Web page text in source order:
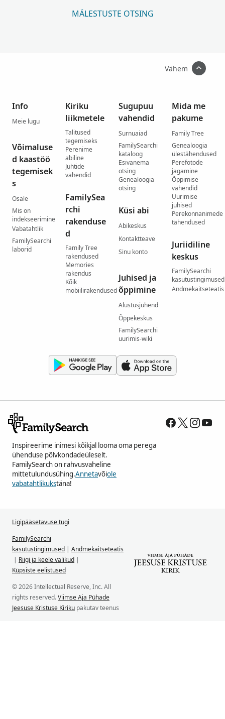
MÄLESTUSTE OTSING
Vähem
Info
Meie lugu
Võimaluse
d kaastöö
tegemisek
s
Osale
Mis on
indekseerimine
Vabatahtlik
FamilySearchi
laborid
Kiriku
liikmetele
Talitused
tegemiseks
Perenime
abiline
Juhtide
vahendid
FamilySea
rchi
rakenduse
d
Family Tree
rakendused
Memories
rakendus
Kõik
mobiilirakendused
Sugupuu
vahendid
Surnuaiad
FamilySearchi
kataloog
Esivanema
otsing
Genealoogia
otsing
Küsi abi
Abikeskus
Kontaktteave
Sinu konto
Juhised ja
õppimine
Alustusjuhend
Õppekeskus
FamilySearchi
uurimis-wiki
Mida me
pakume
Family Tree
Genealoogia
ülestähendused
Perefotode
jagamine
Õppimise
vahendid
Uurimise
juhised
Perekonnanimede
tähendused
Juriidiline
keskus
FamilySearchi
kasutustingimused
Andmekaitseteatis
Inspireerime inimesi kõikjal looma oma perega
ühenduse põlvkondadeüleselt.
FamilySearch on rahvusvaheline
mittetulundusühing.Annetavõiole
vabatahtlikukstäna!
Ligipääsetavuse tugi
FamilySearchi
kasutustingimused | Andmekaitseteatis
| Riigi ja keele valikud |
Küpsiste eelistused
© 2026 Intellectual Reserve, Inc. All
rights reserved.Viimse Aja Pühade
Jeesuse Kristuse Kiriku pakutav teenus